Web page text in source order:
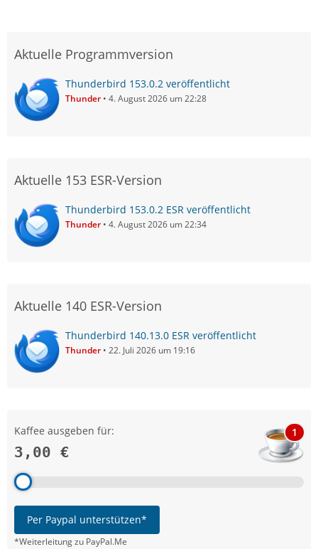
Aktuelle Programmversion
Thunderbird 153.0.2 veröffentlicht
Thunder 4. August 2026 um 22:28
Aktuelle 153 ESR-Version
Thunderbird 153.0.2 ESR veröffentlicht
Thunder 4. August 2026 um 22:34
Aktuelle 140 ESR-Version
Thunderbird 140.13.0 ESR veröffentlicht
Thunder 22. Juli 2026 um 19:16
Kaffee ausgeben für:
3,00 €
1
Per Paypal unterstützen*
*Weiterleitung zu PayPal.Me